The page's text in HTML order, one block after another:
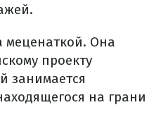
меценаткой. Она
проекту
занимается
на грани